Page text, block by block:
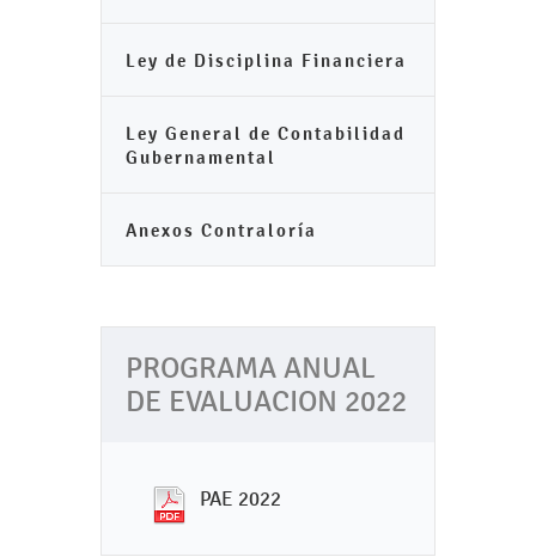
Ley de Disciplina Financiera
Ley General de Contabilidad
Gubernamental
Anexos Contraloría
PROGRAMA ANUAL
DE EVALUACION 2022
PAE 2022